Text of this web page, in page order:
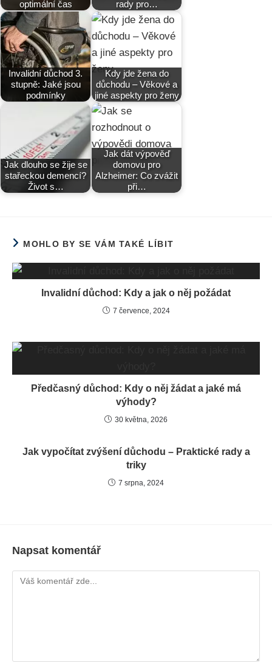
optimální čas rady pro…
Invalidní důchod 3.
stupně: Jaké jsou
podmínky
Kdy jde žena do
důchodu – Věkové a
jiné aspekty pro ženy
Jak dlouho se žije se
stařeckou demencí?
Život s…
Jak dát výpověď
domovu pro
Alzheimer: Co zvážit
při…
MOHLO BY SE VÁM TAKÉ LÍBIT
Invalidní důchod: Kdy a jak o něj požádat
7 července, 2024
Předčasný důchod: Kdy o něj žádat a jaké má
výhody?
30 května, 2026
Jak vypočítat zvýšení důchodu – Praktické rady a
triky
7 srpna, 2024
Napsat komentář